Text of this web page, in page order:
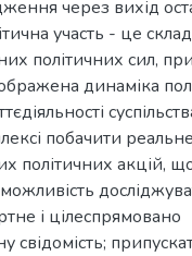
через вихід
участь - це
політичних сил,
динаміка
побачити
політичних акцій,
і цілеспрямовано